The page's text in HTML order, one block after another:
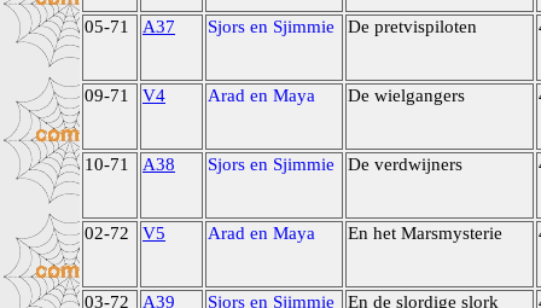
05-71 A37 Sjors en Sjimmie De pretvispiloten
09-71 V4 Arad en Maya De wielgangers
10-71 A38 Sjors en Sjimmie De verdwijners
02-72 V5 Arad en Maya En het Marsmysterie
03-72 A39 Sjors en Sjimmie En de slordige slork